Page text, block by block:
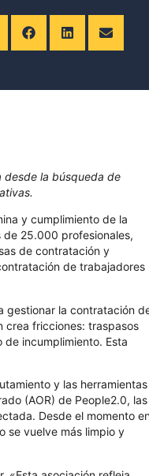
desde la búsqueda de
y cumplimiento de la
25.000 profesionales,
de contratación y
de trabajadores
gestionar la contratación
crea fricciones: traspasos
incumplimiento. Esta
y las herramientas
(AOR) de People2.0, las
Desde el momento
se vuelve más limpio y